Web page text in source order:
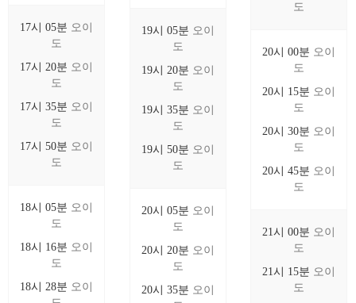
17시 05분 오이
도
17시 20분 오이
도
17시 35분 오이
도
17시 50분 오이
도
18시 05분 오이
도
18시 16분 오이
도
18시 28분 오이
19시 05분 오이
도
19시 20분 오이
도
19시 35분 오이
도
19시 50분 오이
도
20시 05분 오이
도
20시 20분 오이
도
20시 35분 오이
도
20시 00분 오이
도
20시 15분 오이
도
20시 30분 오이
도
20시 45분 오이
도
21시 00분 오이
도
21시 15분 오이
도